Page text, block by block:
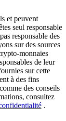
et peuvent
seul responsable
responsable des
sur des sources
monnaies
de leur
sur cette
à des fins
des conseils
consultez
.